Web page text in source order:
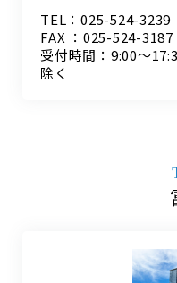
TEL：025-524-3239
FAX ：025-524-3187
受付時間：9:00～
除く